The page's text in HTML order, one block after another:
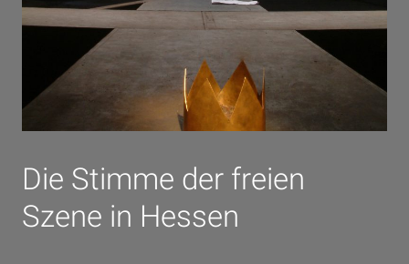
Die Stimme der freien
Szene in Hessen